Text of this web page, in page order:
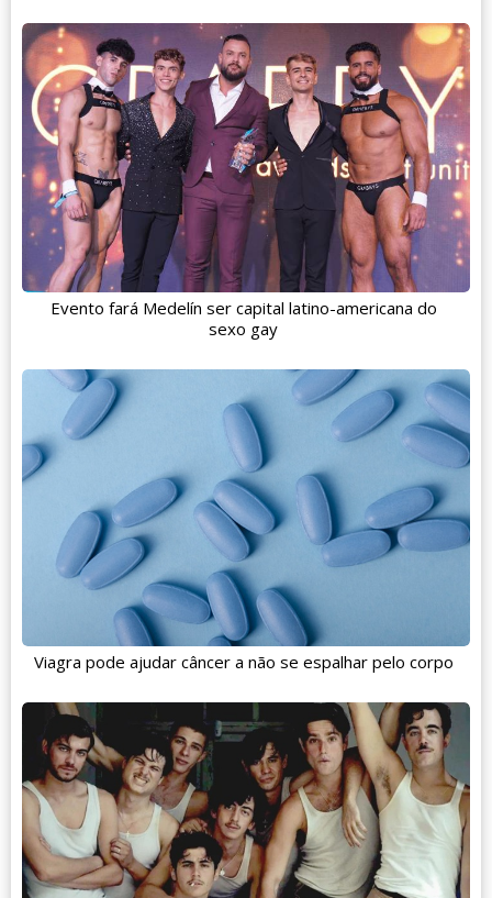
Evento fará Medelín ser capital latino-americana do
sexo gay
Viagra pode ajudar câncer a não se espalhar pelo corpo